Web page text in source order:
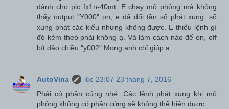
dành cho plc fx1n-40mt. E chạy mô phỏng mà không
thấy output "Y000" on, e đã đổi tần số phát xung, số
xung phát các kiểu nhưng không được. E thiếu lệnh gì
đó kèm theo phải không ạ. Và làm cách nào để on, off
bít đảo chiều "y002".Mong anh chỉ giúp ạ
AutoVina
lúc 23:07 23 tháng 7, 2016
Phải có phần cứng nhé. Các lệnh phát xung khi mô
phỏng không có phần cứng sẽ không thể hiện được.